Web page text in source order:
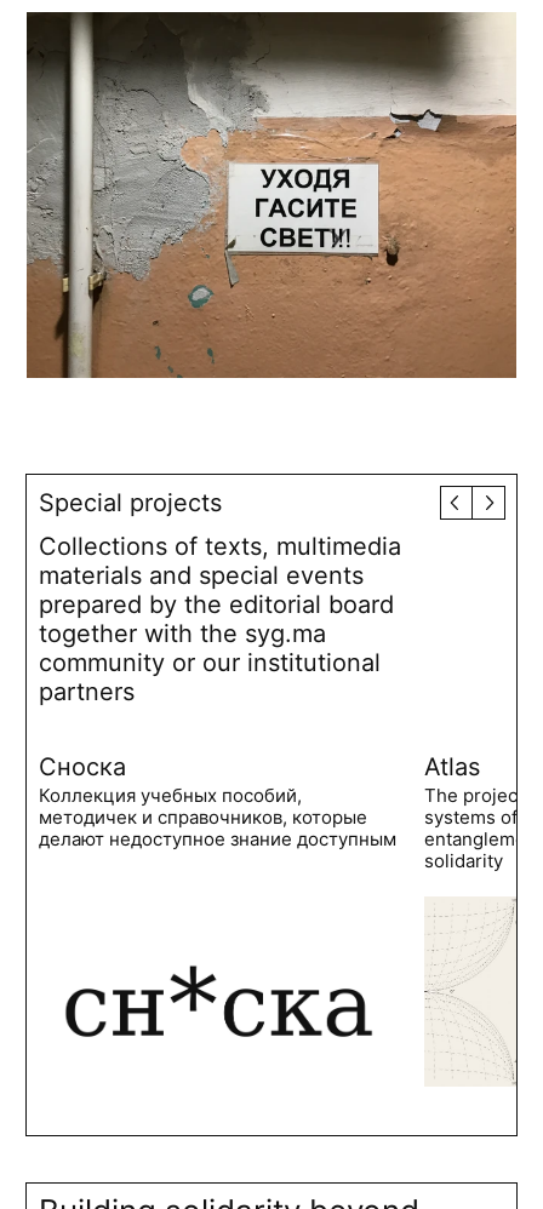
Special projects
Collections of texts, multimedia
materials and special events
prepared by the editorial board
together with the syg.ma
community or our institutional
partners
Сноска
Коллекция учебных пособий,
методичек и справочников, которые
делают недоступное знание доступным
Atlas
The project
systems of
solidarity